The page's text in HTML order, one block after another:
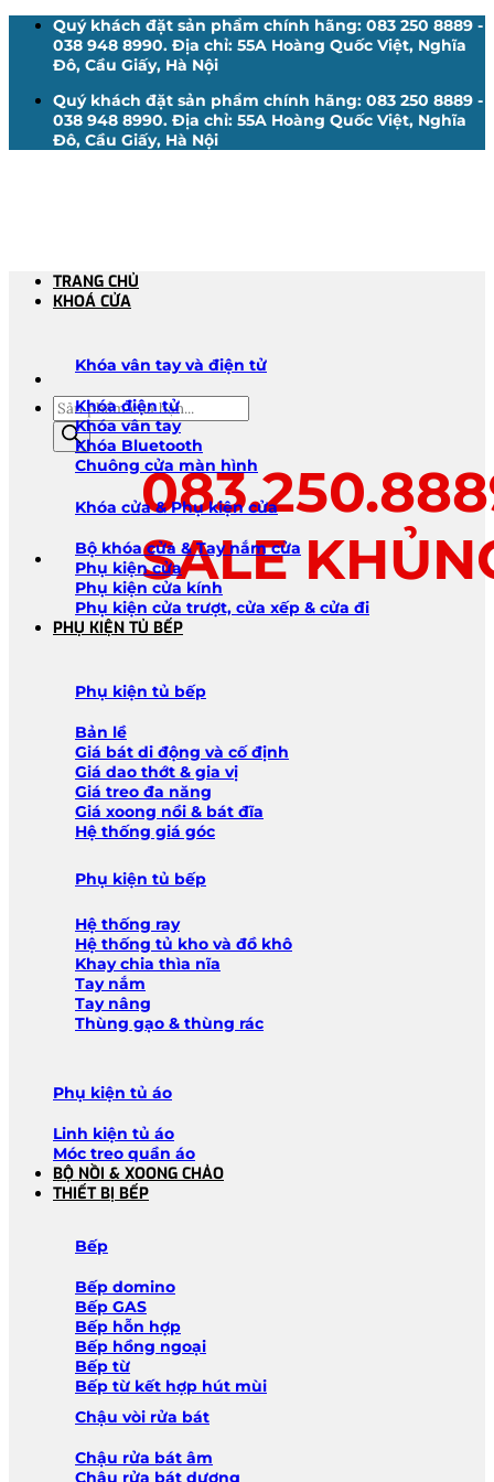
Quý khách đặt sản phẩm chính hãng: 083 250 8889 -
038 948 8990. Địa chỉ: 55A Hoàng Quốc Việt, Nghĩa
Đô, Cầu Giấy, Hà Nội
Quý khách đặt sản phẩm chính hãng: 083 250 8889 -
038 948 8990. Địa chỉ: 55A Hoàng Quốc Việt, Nghĩa
Đô, Cầu Giấy, Hà Nội
Tìm
kiếm
sản
phẩm
SALE
TRANG CHỦ
KHOÁ CỬA
Khóa vân tay và điện tử
Khóa điện tử
Khóa vân tay
Khóa Bluetooth
Chuông cửa màn hình
Khóa cửa & Phụ kiện cửa
Bộ khóa cửa & Tay nắm cửa
Phụ kiện cửa
Phụ kiện cửa kính
Phụ kiện cửa trượt, cửa xếp & cửa đi
PHỤ KIỆN TỦ BẾP
Phụ kiện tủ bếp
Bản lề
Giá bát di động và cố định
Giá dao thớt & gia vị
Giá treo đa năng
Giá xoong nồi & bát đĩa
Hệ thống giá góc
Phụ kiện tủ bếp
Hệ thống ray
Hệ thống tủ kho và đồ khô
Khay chia thìa nĩa
Tay nắm
Tay nâng
Thùng gạo & thùng rác
Phụ kiện tủ áo
Linh kiện tủ áo
Móc treo quần áo
BỘ NỒI & XOONG CHẢO
THIẾT BỊ BẾP
Bếp
Bếp domino
Bếp GAS
Bếp hỗn hợp
Bếp hồng ngoại
Bếp từ
Bếp từ kết hợp hút mùi
Chậu vòi rửa bát
Chậu rửa bát âm
Chậu rửa bát dương